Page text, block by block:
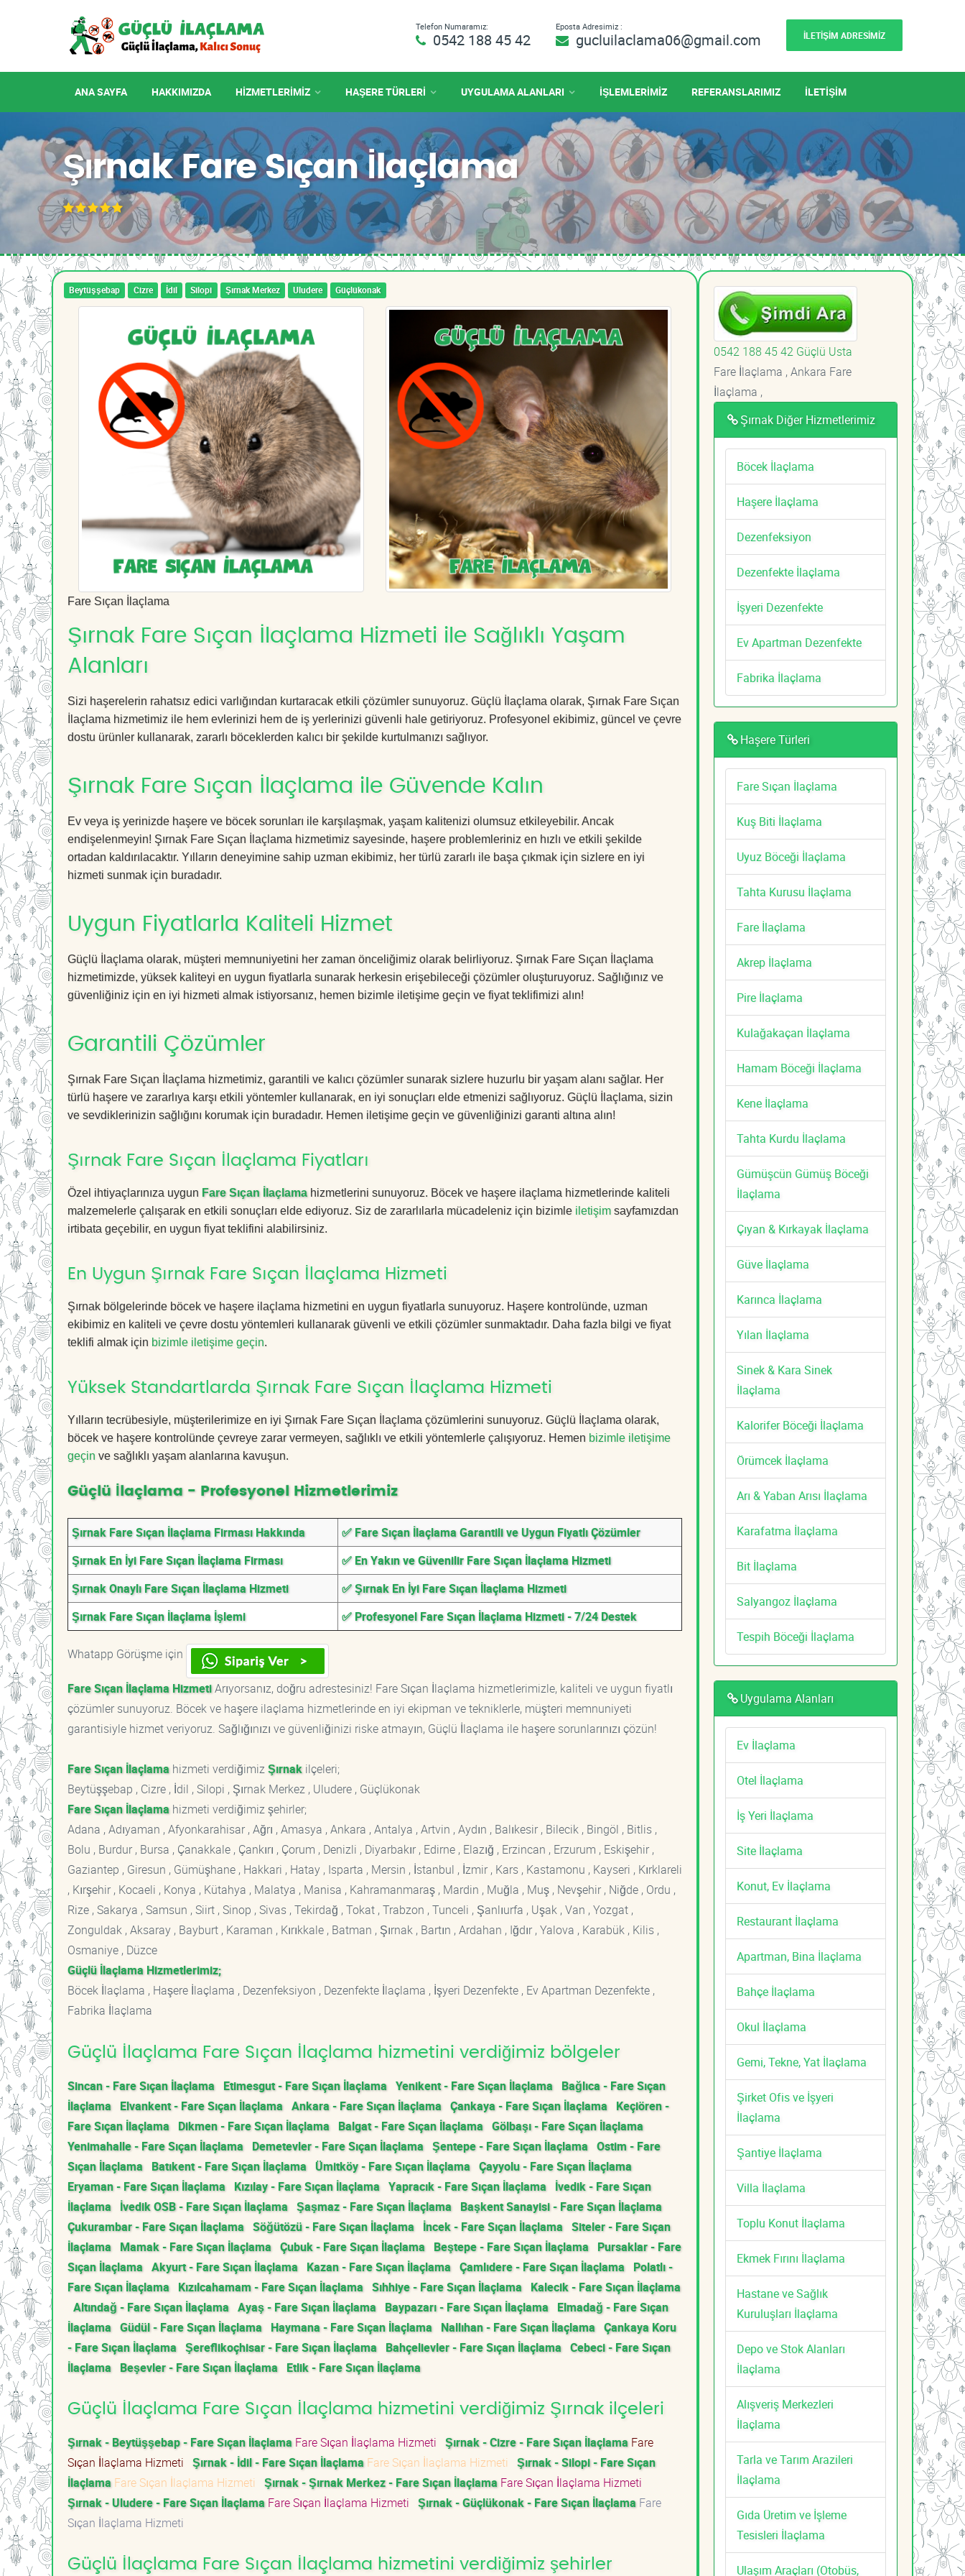
Telefon Numaramız:
0542 188 45 42
Eposta Adresimiz :
gucluilaclama06@gmail.com İLETİŞİM ADRESİMİZ
ANA SAYFA HAKKIMIZDA HIZMETLERIMIZ HAŞERE TÜRLERİ UYGULAMA ALANLARI İŞLEMLERİMİZ REFERANSLARIMIZ İLETİŞİM
Şırnak Fare Sıçan İlaçlama
Beytüşşebap Cizre İdil Silopi Şırnak Merkez Uludere Güçlükonak
Fare Sıçan İlaçlama
Şırnak Fare Sıçan İlaçlama Hizmeti ile Sağlıklı Yaşam
Alanları
Sizi haşerelerin rahatsız edici varlığından kurtaracak etkili çözümler sunuyoruz. Güçlü İlaçlama olarak, Şırnak Fare Sıçan
İlaçlama hizmetimiz ile hem evlerinizi hem de iş yerlerinizi güvenli hale getiriyoruz. Profesyonel ekibimiz, güncel ve çevre
dostu ürünler kullanarak, zararlı böceklerden kalıcı bir şekilde kurtulmanızı sağlıyor.
Şırnak Fare Sıçan İlaçlama ile Güvende Kalın
Ev veya iş yerinizde haşere ve böcek sorunları ile karşılaşmak, yaşam kalitenizi olumsuz etkileyebilir. Ancak
endişelenmeyin! Şırnak Fare Sıçan İlaçlama hizmetimiz sayesinde, haşere problemleriniz en hızlı ve etkili şekilde
ortadan kaldırılacaktır. Yılların deneyimine sahip uzman ekibimiz, her türlü zararlı ile başa çıkmak için sizlere en iyi
hizmeti sunmak için buradadır.
Uygun Fiyatlarla Kaliteli Hizmet
Güçlü İlaçlama olarak, müşteri memnuniyetini her zaman önceliğimiz olarak belirliyoruz. Şırnak Fare Sıçan İlaçlama
hizmetimizde, yüksek kaliteyi en uygun fiyatlarla sunarak herkesin erişebileceği çözümler oluşturuyoruz. Sağlığınız ve
güvenliğiniz için en iyi hizmeti almak istiyorsanız, hemen bizimle iletişime geçin ve fiyat teklifimizi alın!
Garantili Çözümler
Şırnak Fare Sıçan İlaçlama hizmetimiz, garantili ve kalıcı çözümler sunarak sizlere huzurlu bir yaşam alanı sağlar. Her
türlü haşere ve zararlıya karşı etkili yöntemler kullanarak, en iyi sonuçları elde etmenizi sağlıyoruz. Güçlü İlaçlama, sizin
ve sevdiklerinizin sağlığını korumak için buradadır. Hemen iletişime geçin ve güvenliğinizi garanti altına alın!
Şırnak Fare Sıçan İlaçlama Fiyatları
Özel ihtiyaçlarınıza uygun Fare Sıçan İlaçlamahizmetlerini sunuyoruz. Böcek ve haşere ilaçlama hizmetlerinde kaliteli
malzemelerle çalışarak en etkili sonuçları elde ediyoruz. Siz de zararlılarla mücadeleniz için bizimle iletişim sayfamızdan
irtibata geçebilir, en uygun fiyat teklifini alabilirsiniz.
En Uygun Şırnak Fare Sıçan İlaçlama Hizmeti
Şırnak bölgelerinde böcek ve haşere ilaçlama hizmetini en uygun fiyatlarla sunuyoruz. Haşere kontrolünde, uzman
ekibimiz en kaliteli ve çevre dostu yöntemleri kullanarak güvenli ve etkili çözümler sunmaktadır. Daha fazla bilgi ve fiyat
teklifi almak için bizimle iletişime geçin.
Yüksek Standartlarda Şırnak Fare Sıçan İlaçlama Hizmeti
Yılların tecrübesiyle, müşterilerimize en iyi Şırnak Fare Sıçan İlaçlama çözümlerini sunuyoruz. Güçlü İlaçlama olarak,
böcek ve haşere kontrolünde çevreye zarar vermeyen, sağlıklı ve etkili yöntemlerle çalışıyoruz. Hemen bizimle iletişime
geçin ve sağlıklı yaşam alanlarına kavuşun.
Güçlü İlaçlama - Profesyonel Hizmetlerimiz
Şırnak Fare Sıçan İlaçlama Firması Hakkında
✅ Fare Sıçan İlaçlama Garantili ve Uygun Fiyatlı Çözümler
Şırnak En İyi Fare Sıçan İlaçlama Firması
✅ En Yakın ve Güvenilir Fare Sıçan İlaçlama Hizmeti
Şırnak Onaylı Fare Sıçan İlaçlama Hizmeti
✅ Şırnak En İyi Fare Sıçan İlaçlama Hizmeti
Şırnak Fare Sıçan İlaçlama İşlemi
✅ Profesyonel Fare Sıçan İlaçlama Hizmeti - 7/24 Destek
Whatapp Görüşme için
Fare Sıçan İlaçlama HizmetiArıyorsanız, doğru adrestesiniz! Fare Sıçan İlaçlama hizmetlerimizle, kaliteli ve uygun fiyatlı
çözümler sunuyoruz. Böcek ve haşere ilaçlama hizmetlerinde en iyi ekipman ve tekniklerle, müşteri memnuniyeti
garantisiyle hizmet veriyoruz. Sağlığınızı ve güvenliğinizi riske atmayın, Güçlü İlaçlama ile haşere sorunlarınızı çözün!
Fare Sıçan İlaçlama hizmeti verdiğimizŞırnak ilçeleri;
Beytüşşebap , Cizre , İdil , Silopi , Şırnak Merkez , Uludere , Güçlükonak
Fare Sıçan İlaçlama hizmeti verdiğimiz şehirler;
Adana , Adıyaman , Afyonkarahisar , Ağrı , Amasya , Ankara , Antalya , Artvin , Aydın , Balıkesir , Bilecik , Bingöl , Bitlis ,
Bolu , Burdur , Bursa , Çanakkale , Çankırı , Çorum , Denizli , Diyarbakır , Edirne , Elazığ , Erzincan , Erzurum , Eskişehir ,
Gaziantep , Giresun , Gümüşhane , Hakkari , Hatay , Isparta , Mersin , İstanbul , İzmir , Kars , Kastamonu , Kayseri , Kırklareli
, Kırşehir , Kocaeli , Konya , Kütahya , Malatya , Manisa , Kahramanmaraş , Mardin , Muğla , Muş , Nevşehir , Niğde , Ordu ,
Rize , Sakarya , Samsun , Siirt , Sinop , Sivas , Tekirdağ , Tokat , Trabzon , Tunceli , Şanlıurfa , Uşak , Van , Yozgat ,
Zonguldak , Aksaray , Bayburt , Karaman , Kırıkkale , Batman , Şırnak , Bartın , Ardahan , Iğdır , Yalova , Karabük , Kilis ,
Osmaniye , Düzce
Güçlü İlaçlama Hizmetlerimiz;
Böcek İlaçlama , Haşere İlaçlama , Dezenfeksiyon , Dezenfekte İlaçlama , İşyeri Dezenfekte , Ev Apartman Dezenfekte ,
Fabrika İlaçlama
Güçlü İlaçlama Fare Sıçan İlaçlama hizmetini verdiğimiz bölgeler
Sincan - Fare Sıçan İlaçlama Etimesgut - Fare Sıçan İlaçlama Yenikent - Fare Sıçan İlaçlama Bağlıca - Fare Sıçan
İlaçlama Elvankent - Fare Sıçan İlaçlama Ankara - Fare Sıçan İlaçlama Çankaya - Fare Sıçan İlaçlama Keçiören -
Fare Sıçan İlaçlama Dikmen - Fare Sıçan İlaçlama Balgat - Fare Sıçan İlaçlama Gölbaşı - Fare Sıçan İlaçlama
Yenimahalle - Fare Sıçan İlaçlama Demetevler - Fare Sıçan İlaçlama Şentepe - Fare Sıçan İlaçlama Ostim - Fare
Sıçan İlaçlama Batıkent - Fare Sıçan İlaçlama Ümitköy - Fare Sıçan İlaçlama Çayyolu - Fare Sıçan İlaçlama
Eryaman - Fare Sıçan İlaçlama Kızılay - Fare Sıçan İlaçlama Yapracık - Fare Sıçan İlaçlama İvedik - Fare Sıçan
İlaçlama İvedik OSB - Fare Sıçan İlaçlama Şaşmaz - Fare Sıçan İlaçlama Başkent Sanayisi - Fare Sıçan İlaçlama
Çukurambar - Fare Sıçan İlaçlama Söğütözü - Fare Sıçan İlaçlama İncek - Fare Sıçan İlaçlama Siteler - Fare Sıçan
İlaçlama Mamak - Fare Sıçan İlaçlama Çubuk - Fare Sıçan İlaçlama Beştepe - Fare Sıçan İlaçlama Pursaklar - Fare
Sıçan İlaçlama Akyurt - Fare Sıçan İlaçlama Kazan - Fare Sıçan İlaçlama Çamlıdere - Fare Sıçan İlaçlama Polatlı -
Fare Sıçan İlaçlama Kızılcahamam - Fare Sıçan İlaçlama Sıhhiye - Fare Sıçan İlaçlama Kalecik - Fare Sıçan İlaçlama
Altındağ - Fare Sıçan İlaçlama Ayaş - Fare Sıçan İlaçlama Baypazarı - Fare Sıçan İlaçlama Elmadağ - Fare Sıçan
İlaçlama Güdül - Fare Sıçan İlaçlama Haymana - Fare Sıçan İlaçlama Nallıhan - Fare Sıçan İlaçlama Çankaya Koru
- Fare Sıçan İlaçlama Şereflikoçhisar - Fare Sıçan İlaçlama Bahçelievler - Fare Sıçan İlaçlama Cebeci - Fare Sıçan
İlaçlama Beşevler - Fare Sıçan İlaçlama Etlik - Fare Sıçan İlaçlama
Güçlü İlaçlama Fare Sıçan İlaçlama hizmetini verdiğimiz Şırnak ilçeleri
Şırnak - Beytüşşebap - Fare Sıçan İlaçlama Fare Sıçan İlaçlama Hizmeti Şırnak - Cizre - Fare Sıçan İlaçlama Fare
Sıçan İlaçlama Hizmeti Şırnak - İdil - Fare Sıçan İlaçlama Fare Sıçan İlaçlama Hizmeti Şırnak - Silopi - Fare Sıçan
İlaçlama Fare Sıçan İlaçlama Hizmeti Şırnak - Şırnak Merkez - Fare Sıçan İlaçlama Fare Sıçan İlaçlama Hizmeti
Şırnak - Uludere - Fare Sıçan İlaçlama Fare Sıçan İlaçlama Hizmeti Şırnak - Güçlükonak - Fare Sıçan İlaçlama Fare
Sıçan İlaçlama Hizmeti
Güçlü İlaçlama Fare Sıçan İlaçlama hizmetini verdiğimiz şehirler
0542 188 45 42 Güçlü Usta
Fare İlaçlama , Ankara Fare
İlaçlama ,
Şırnak Diğer Hizmetlerimiz
Böcek İlaçlama
Haşere İlaçlama
Dezenfeksiyon
Dezenfekte İlaçlama
İşyeri Dezenfekte
Ev Apartman Dezenfekte
Fabrika İlaçlama
Haşere Türleri
Fare Sıçan İlaçlama
Kuş Biti İlaçlama
Uyuz Böceği İlaçlama
Tahta Kurusu İlaçlama
Fare İlaçlama
Akrep İlaçlama
Pire İlaçlama
Kulağakaçan İlaçlama
Hamam Böceği İlaçlama
Kene İlaçlama
Tahta Kurdu İlaçlama
Gümüşcün Gümüş Böceği
İlaçlama
Çıyan & Kırkayak İlaçlama
Güve İlaçlama
Karınca İlaçlama
Yılan İlaçlama
Sinek & Kara Sinek
İlaçlama
Kalorifer Böceği İlaçlama
Örümcek İlaçlama
Arı & Yaban Arısı İlaçlama
Karafatma İlaçlama
Bit İlaçlama
Salyangoz İlaçlama
Tespih Böceği İlaçlama
Uygulama Alanları
Ev İlaçlama
Otel İlaçlama
İş Yeri İlaçlama
Site İlaçlama
Konut, Ev İlaçlama
Restaurant İlaçlama
Apartman, Bina İlaçlama
Bahçe İlaçlama
Okul İlaçlama
Gemi, Tekne, Yat İlaçlama
Şirket Ofis ve İşyeri
İlaçlama
Şantiye İlaçlama
Villa İlaçlama
Toplu Konut İlaçlama
Ekmek Fırını İlaçlama
Hastane ve Sağlık
Kuruluşları İlaçlama
Depo ve Stok Alanları
İlaçlama
Alışveriş Merkezleri
İlaçlama
Tarla ve Tarım Arazileri
İlaçlama
Gıda Üretim ve İşleme
Tesisleri İlaçlama
Ulaşım Araçları (Otobüs,